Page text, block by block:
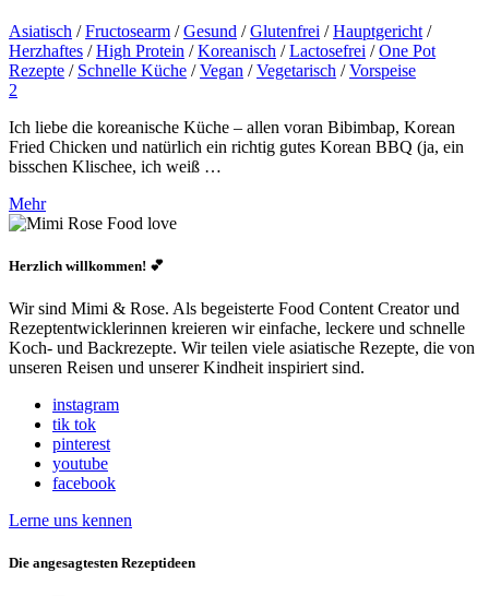
Asiatisch /Fructosearm /Gesund /Glutenfrei /Hauptgericht /
Herzhaftes /High Protein /Koreanisch /Lactosefrei /One Pot
Rezepte / Schnelle Küche /Vegan /Vegetarisch /Vorspeise
2
Ich liebe die koreanische Küche – allen voran Bibimbap, Korean
Fried Chicken und natürlich ein richtig gutes Korean BBQ (ja, ein
bisschen Klischee, ich weiß …
Mehr
Herzlich willkommen! 💕
Wir sind Mimi & Rose. Als begeisterte Food Content Creator und
Rezeptentwicklerinnen kreieren wir einfache, leckere und schnelle
Koch- und Backrezepte. Wir teilen viele asiatische Rezepte, die von
unseren Reisen und unserer Kindheit inspiriert sind.
instagram
tik tok
pinterest
youtube
facebook
Lerne uns kennen
Die angesagtesten Rezeptideen